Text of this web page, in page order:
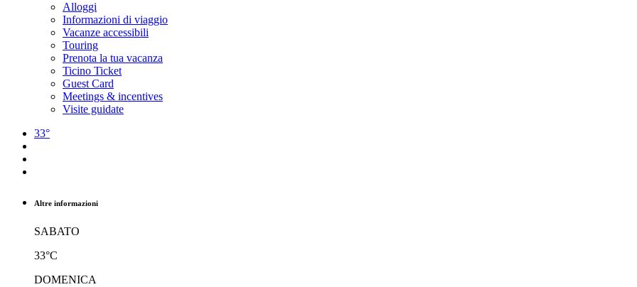
Alloggi
Informazioni di viaggio
Vacanze accessibili
Touring
Prenota la tua vacanza
Ticino Ticket
Guest Card
Meetings & incentives
Visite guidate
33°
Altre informazioni
SABATO
33°C
DOMENICA